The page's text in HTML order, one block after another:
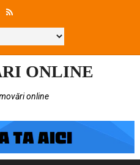
ONLINE
online